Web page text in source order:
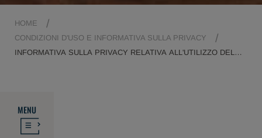
HOME
CONDIZIONI D'USO E INFORMATIVA SULLA PRIVACY
INFORMATIVA SULLA PRIVACY RELATIVA ALL'UTILIZZO DEL
MENU